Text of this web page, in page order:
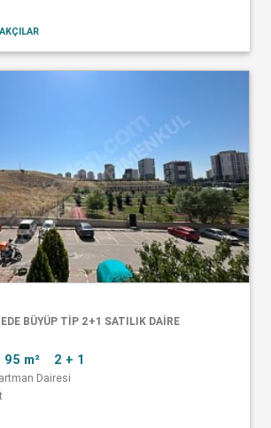
BÜYÜP TİP 2+1 SATILIK DAİRE
95 m² 2 + 1
Dairesi